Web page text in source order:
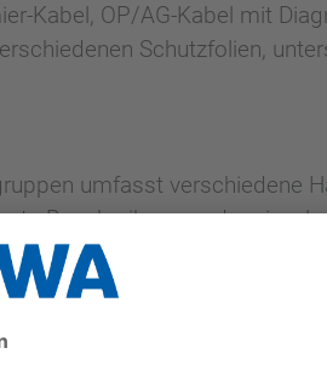
Kabel, OP/AG-Kabel mit
Schutzfolien,
umfasst verschiedene
Beschreibungen der